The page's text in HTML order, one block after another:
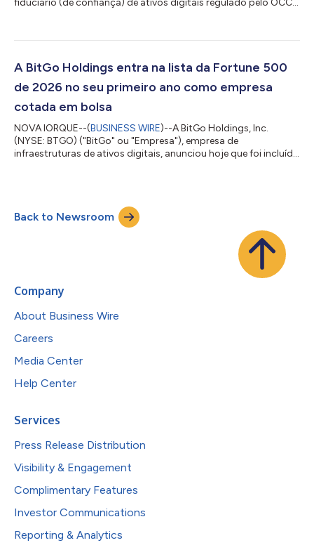
possibilita aos clientes do BitGo implementar os seus bitcoins
Technologies, uma empresa de infraestruturas da Lightning. A
integração proporciona às emp...
A BitGo Holdings entra na lista da Fortune 500
de 2026 no seu primeiro ano como empresa
cotada em bolsa
NOVA IORQUE--(BUSINESS WIRE)--A BitGo Holdings, Inc.
(NYSE: BTGO) ("BitGo" ou "Empresa"), empresa de
infraestruturas de ativos digitais, anunciou hoje que foi incluída
empresa cotada em bolsa, na sequência da sua cotação na
Bolsa de Valores de Nova Iorque em janeiro de 2026, tendo sido
a primeira empresa de ativos digitais...
Back to Newsroom
Company
About Business Wire
Careers
Media Center
Help Center
Services
Press Release Distribution
Visibility & Engagement
Complimentary Features
Investor Communications
Reporting & Analytics